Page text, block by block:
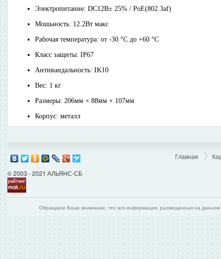
Электропитание: DC12В± 25% / PoE(802.3af)
Мошьность: 12.2Вт макс
Рабочая температура: от -30 °C до +60 °C
Класс защиты: IP67
Антивандальность: IK10
Вес: 1 кг
Размеры: 206мм × 88мм × 107мм
Корпус: металл
© 2003 - 2021 АЛЬЯНС-СБ
Главная
Обращаем Ваше внимание, что вся информация, размещенная на данном